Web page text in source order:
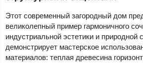
Этот современный загородный дом
великолепный пример гармоничного
индустриальной эстетики и
демонстрирует мастерское
материалов: теплая древесина